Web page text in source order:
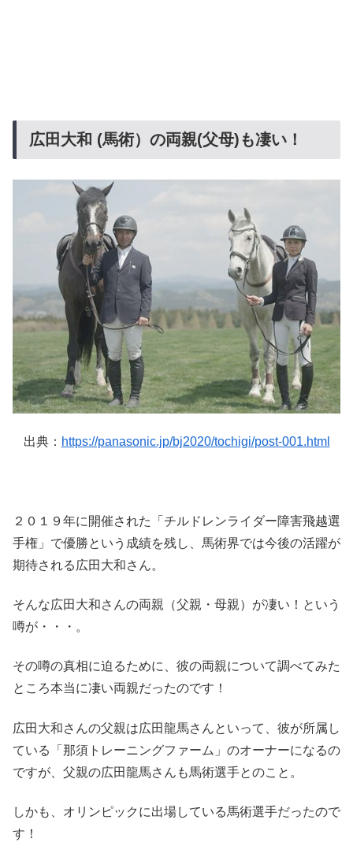
広田大和 (馬術）の両親(父母)も凄い！
出典： https://panasonic.jp/bj2020/tochigi/post-001.html
２０１９年に開催された「チルドレンライダー障害飛越選
手権」で優勝という成績を残し、馬術界では今後の活躍が
期待される広田大和さん。
そんな広田大和さんの両親（父親・母親）が凄い！という
噂が・・・。
その噂の真相に迫るために、彼の両親について調べてみた
ところ本当に凄い両親だったのです！
広田大和さんの父親は広田龍馬さんといって、彼が所属し
ている「那須トレーニングファーム」のオーナーになるの
ですが、父親の広田龍馬さんも馬術選手とのこと。
しかも、オリンピックに出場している馬術選手だったので
す！